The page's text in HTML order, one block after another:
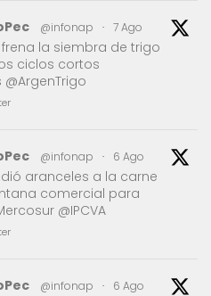
@infonap · 7 Ago
la siembra de trigo
ciclos cortos
@infonap · 6 Ago
aranceles a la carne
comercial para
@IPCVA
@infonap · 6 Ago